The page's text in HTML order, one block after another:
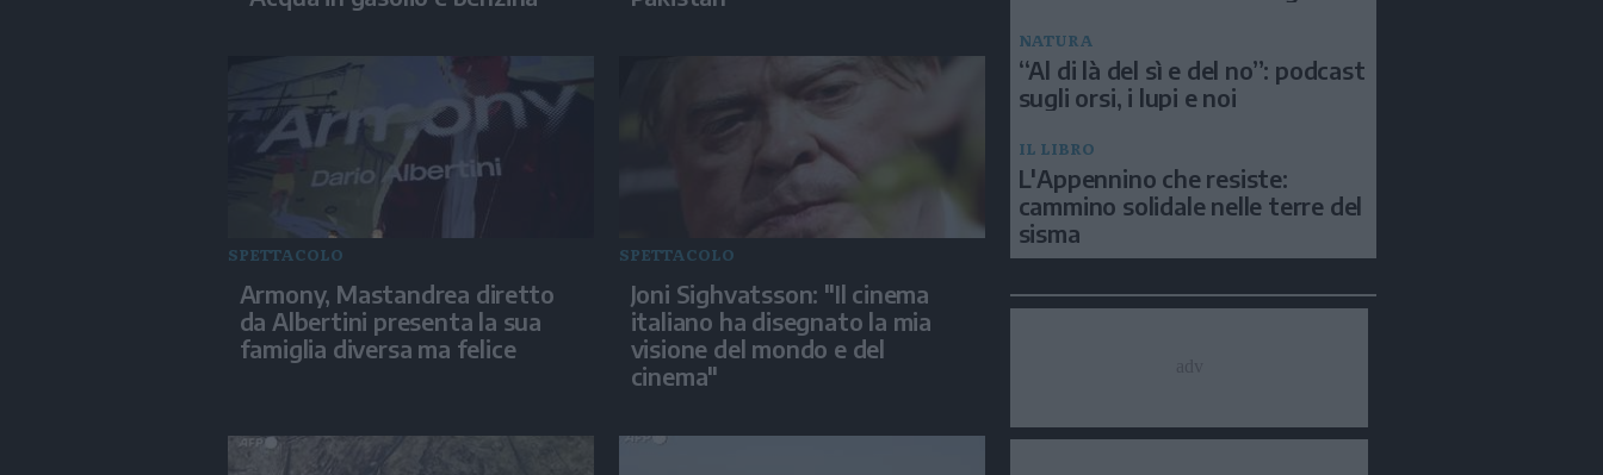
SPETTACOLO
Armony, Mastandrea diretto
da Albertini presenta la sua
famiglia diversa ma felice
SPETTACOLO
Joni Sighvatsson: "Il cinema
italiano ha disegnato la mia
visione del mondo e del
cinema"
NATURA
“Al di là del sì e del no”: podcast
sugli orsi, i lupi e noi
IL LIBRO
L'Appennino che resiste:
cammino solidale nelle terre del
sisma